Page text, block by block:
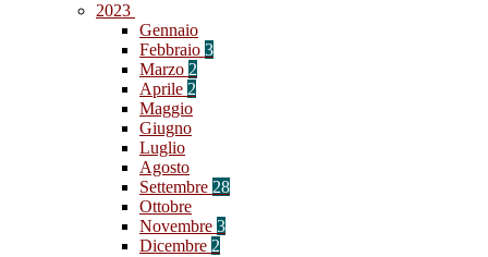
2023
Gennaio
Febbraio 3
Marzo 2
Aprile 2
Maggio
Giugno
Luglio
Agosto
Settembre 28
Ottobre
Novembre 3
Dicembre 2